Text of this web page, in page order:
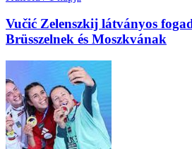
Vučić Zelenszkij látványos
Brüsszelnek és Moszkvának